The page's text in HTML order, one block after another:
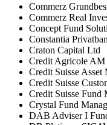
Commerz
Commerz Real
Concept Fund
Constantia
Craton Capital Ltd
Credit Agricole
Credit Suisse Asset
Credit Suisse
Credit Suisse Fund
Crystal Fund
DAB Adviser I